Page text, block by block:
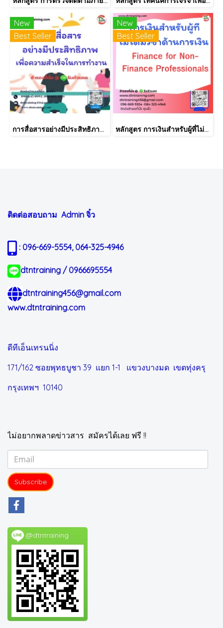
New
Best Seller
การสื่อสารอย่างมีประสิทธิภาพ เพื่อความสำเร็จในการทำงาน
New
Best Seller
หลักสูตร การเงินสำหรับผู้ที่ไม่ได้มีวิชาชีพด้านการเงิน (Finance for Non-Finance Professionals)
ติดต่อสอบถาม Admin จิ๋ว
: 096-669-5554, 064-325-4946
dtntraining / 0966695554
dtntraining456@gmail.com
www.dtntraining.com
ดีทีเอ็นเทรนนิ่ง
171/162 ซอยพุทธบูชา 39 แยก 1-1 แขวงบางมด เขตทุ่งครุ
กรุงเทพฯ 10140
ไม่อยากพลาดข่าวสาร สมัครได้เลย ฟรี !!
Subscribe
@dtntraining